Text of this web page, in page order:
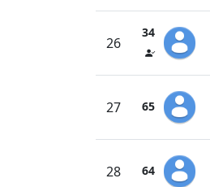
26
34
27 65
28 64